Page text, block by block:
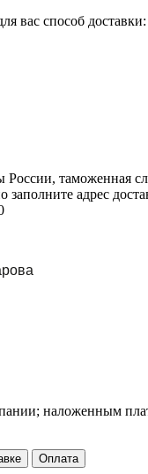
вас способ доставки:
России, таможенная
заполните адрес
наложенным
Оплата